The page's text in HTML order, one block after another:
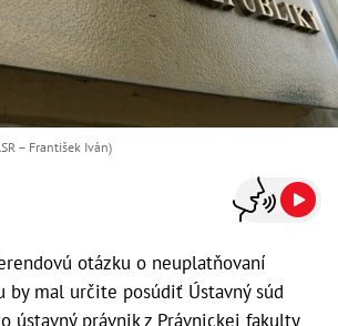
– František Iván)
otázku o neuplatňovaní
by mal určite posúdiť Ústavný súd
ústavný právnik z Právnickej fakulty